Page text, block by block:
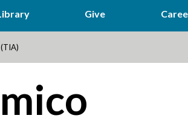
Give